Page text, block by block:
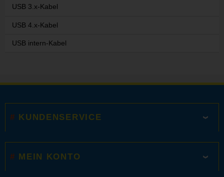
USB 3.x-Kabel
USB 4.x-Kabel
USB intern-Kabel
KUNDENSERVICE
MEIN KONTO